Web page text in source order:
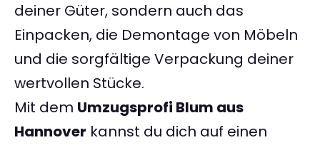
deiner Güter, sondern auch das
Einpacken, die Demontage von Möbeln
und die sorgfältige Verpackung deiner
wertvollen Stücke.
Mit dem Umzugsprofi Blum aus
Hannover kannst du dich auf einen